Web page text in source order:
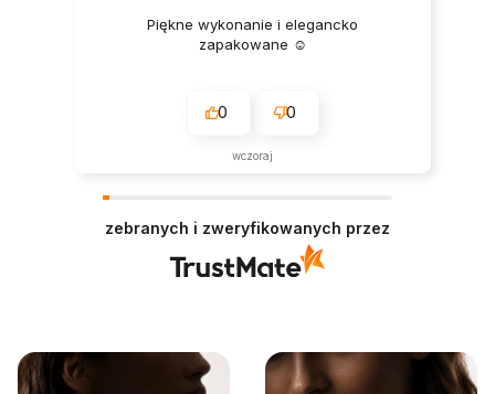
Piękne wykonanie i elegancko
zapakowane ☺️
0 0
wczoraj
zebranych i zweryfikowanych przez